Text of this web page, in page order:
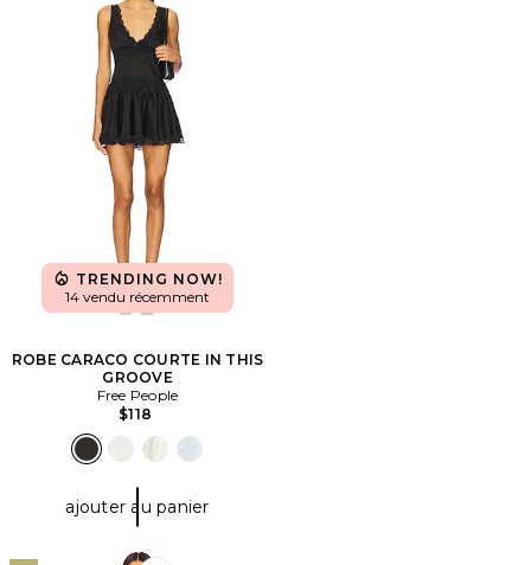
TRENDING NOW!
14 vendu récemment
ROBE CARACO COURTE IN THIS
GROOVE
Free People
$118
ajouter au panier